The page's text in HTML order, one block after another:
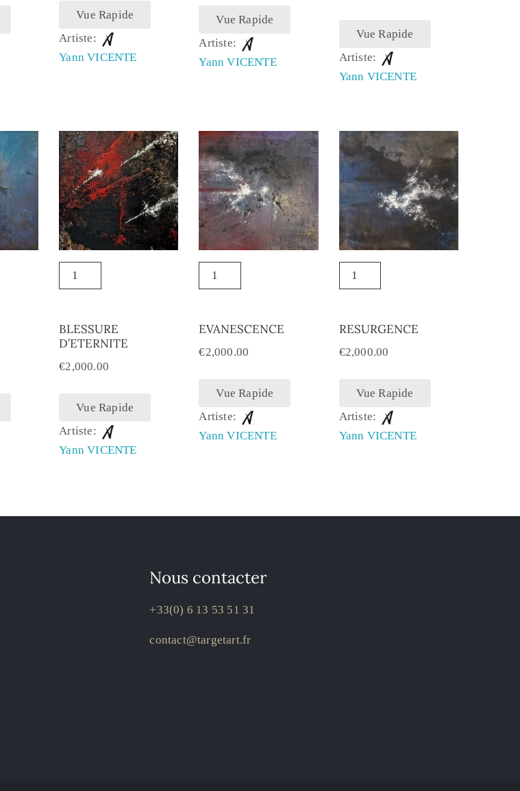
Vue Rapide
Artiste:
Yann VICENTE
Vue Rapide
Artiste:
Yann VICENTE
Vue Rapide
Artiste:
Yann VICENTE
BLESSURE
D’ETERNITE
€2,000.00
Vue Rapide
Artiste:
Yann VICENTE
EVANESCENCE
€2,000.00
Vue Rapide
Artiste:
Yann VICENTE
RESURGENCE
€2,000.00
Vue Rapide
Artiste:
Yann VICENTE
Nous contacter
+33(0) 6 13 53 51 31
contact@targetart.fr